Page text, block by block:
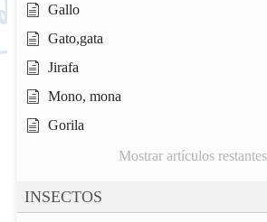
Gallo
Gato,gata
Jirafa
Mono, mona
Gorila
Mostrar artículos
INSECTOS